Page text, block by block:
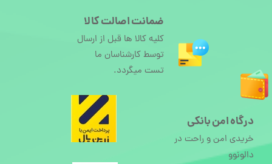
درگاه امن بانکی
خریدی امن و راحت در
دالونوو
ضمانت اصالت کالا
کلیه کالا ها قبل از ارسال
توسط کارشناسان ما
تست میگردد.